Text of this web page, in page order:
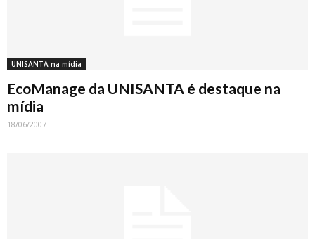
UNISANTA na mídia
EcoManage da UNISANTA é destaque na
mídia
18/06/2007